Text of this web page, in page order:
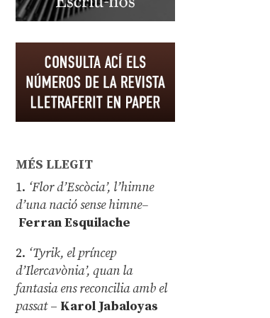
MÉS LLEGIT
1. ‘Flor d’Escòcia’, l’himne
d’una nació sense himne–
Ferran Esquilache
2. ‘Tyrik, el príncep
d’Ilercavònia’, quan la
fantasia ens reconcilia amb el
passat– Karol Jabaloyas